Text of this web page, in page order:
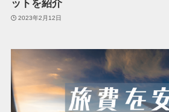
ットを紹介
2023年2月12日